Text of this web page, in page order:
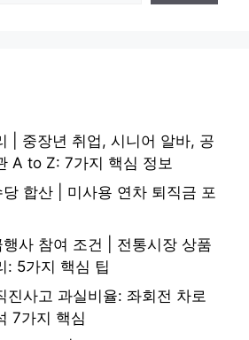
| 중장년 취업, 시니어 알바, 공
A to Z: 7가지 핵심 정보
합산 | 미사용 연차 퇴직금 포
사 참여 조건 | 전통시장 상품
: 5가지 핵심 팁
진사고 과실비율: 좌회전 차로
7가지 핵심